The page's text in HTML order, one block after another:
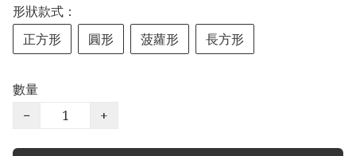
形狀款式：
正方形
圓形 菠蘿形 長方形
數量
−
+